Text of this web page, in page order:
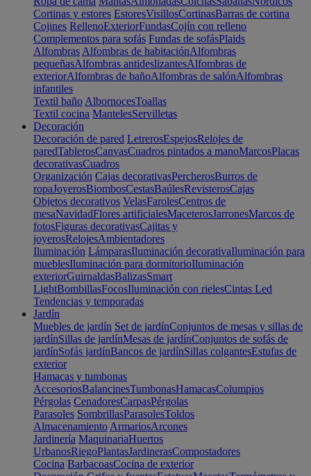
Cortinas y estores EstoresVisillosCortinasBarras de cortina
Cojines RellenoExteriorFundasCojín con relleno
Complementos para sofás Fundas de sofásPlaids
Alfombras Alfombras de habitaciónAlfombras
pequeñasAlfombras antideslizantesAlfombras de
exteriorAlfombras de bañoAlfombras de salónAlfombras
infantiles
Textil baño AlbornocesToallas
Textil cocina MantelesServilletas
Decoración
Decoración de pared LetrerosEspejosRelojes de
paredTablerosCanvasCuadros pintados a manoMarcosPlacas
decorativasCuadros
Organización Cajas decorativasPercherosBurros de
ropaJoyerosBiombosCestasBaúlesRevisterosCajas
Objetos decorativos VelasFarolesCentros de
mesaNavidadFlores artificialesMaceterosJarronesMarcos de
fotosFiguras decorativasCajitas y
joyerosRelojesAmbientadores
Iluminación LámparasIluminación decorativaIluminación para
mueblesIluminación para dormitorioIluminación
exteriorGuirnaldasBalizasSmart
LightBombillasFocosIluminación con rielesCintas Led
Tendencias y temporadas
Jardín
Muebles de jardín Set de jardínConjuntos de mesas y sillas de
jardínSillas de jardínMesas de jardínConjuntos de sofás de
jardínSofás jardínBancos de jardínSillas colgantesEstufas de
exterior
Hamacas y tumbonas
AccesoriosBalancinesTumbonasHamacasColumpios
Pérgolas CenadoresCarpasPérgolas
Parasoles SombrillasParasolesToldos
Almacenamiento ArmariosArcones
Jardinería MaquinariaHuertos
UrbanosRiegoPlantasJardinerasCompostadores
Cocina BarbacoasCocina de exterior